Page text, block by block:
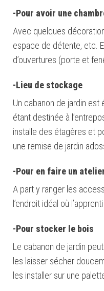
-Pour avoir une
Avec quelques
espace de détente, etc.
d’ouvertures (porte et
-Lieu de stockage
Un cabanon de jardin
étant destinée à
installe des étagères et
une remise de jardin
-Pour en faire un
A part y ranger les
l’endroit idéal où
-Pour stocker le bois
Le cabanon de jardin
les laisser sécher
les installer sur une